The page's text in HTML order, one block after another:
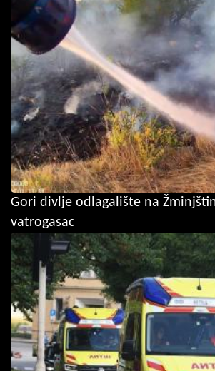
Gori divlje odlagalište na
vatrogasac